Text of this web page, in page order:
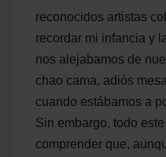
reconocidos artistas
recordar mi infancia y
nos alejabamos de
chao cama, adiós
cuando estábamos a
Sin embargo, todo
comprender que,